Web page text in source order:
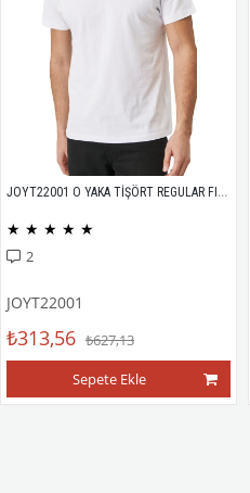
JOYT22001 O YAKA TİŞÖRT REGULAR FIT %100 PAMUK COMPACK PENYE
★ ★ ★ ★ ★
2
JOYT22001
₺313,56 ₺627,13
Sepete Ekle